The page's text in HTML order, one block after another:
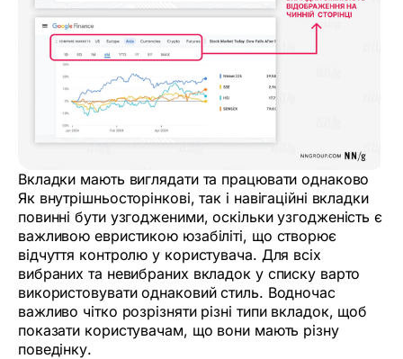
Вкладки мають виглядати та працювати однаково
Як внутрішньосторінкові, так і навігаційні вкладки
повинні бути узгодженими, оскільки узгодженість є
важливою евристикою юзабіліті, що створює
відчуття контролю у користувача. Для всіх
вибраних та невибраних вкладок у списку варто
використовувати однаковий стиль. Водночас
важливо чітко розрізняти різні типи вкладок, щоб
показати користувачам, що вони мають різну
поведінку.